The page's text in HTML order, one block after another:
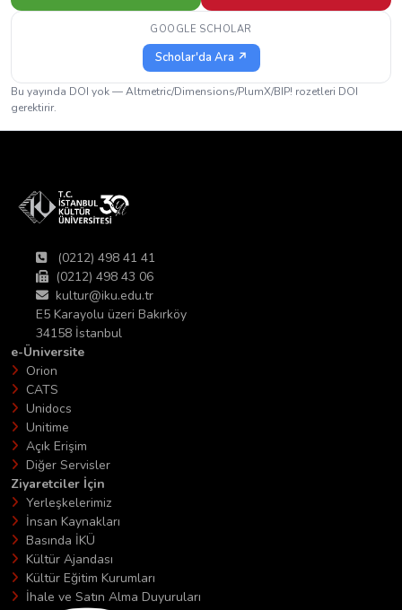
GOOGLE SCHOLAR
Scholar'da Ara ↗
Bu yayında DOI yok — Altmetric/Dimensions/PlumX/BIP! rozetleri DOI
gerektirir.
(0212) 498 41 41
(0212) 498 43 06
kultur@iku.edu.tr
E5 Karayolu üzeri Bakırköy
34158 İstanbul
e-Üniversite
Orion
CATS
Unidocs
Unitime
Açık Erişim
Diğer Servisler
Ziyaretciler İçin
Yerleşkelerimiz
İnsan Kaynakları
Basında İKÜ
Kültür Ajandası
Kültür Eğitim Kurumları
İhale ve Satın Alma Duyuruları